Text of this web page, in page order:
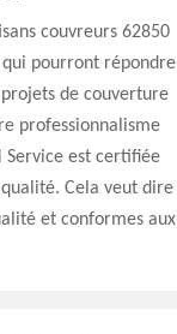
couvreurs 62850
pourront répondre
de couverture
professionnalisme
Service est certifiée
Cela veut dire
et conformes aux